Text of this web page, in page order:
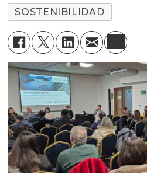
SOSTENIBILIDAD